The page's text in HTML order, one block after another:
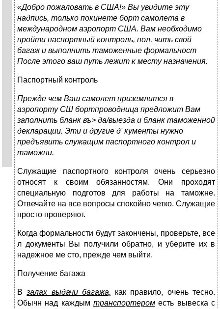
«Добро пожаловать в США!» Вы увидите эту
надпись, только покинете борт самолета в
международном аэропорт США. Вам необходимо
пройти паспортный контроль, пол, чить свой
багаж и выполнить таможенные формальност
После этого ваш путь лежит к месту назначения.
Паспортный контроль
Прежде чем Ваш самолет приземлится в
аэропорту СШ бортпроводница предложит Вам
заполнить бланк въ> да/выезда и бланк таможенной
декларации. Эти и другие д' кументы нужно
предъявить служащим паспортного контрол и
таможни.
Служащие паспортного контроля очень серьезно
относят к своим обязанностям. Они проходят
специальную подготов для работы на таможне.
Отвечайте на все вопросы спокойно четко. Служащие
просто проверяют.
Когда формальности будут закончены, проверьте, все
л документы Вы получили обратно, и уберите их в
надежное ме сто, прежде чем выйти.
Получение багажа
Взалах выдачи багажа, как правило, очень тесно.
Обычн над каждым транспортером есть вывеска с